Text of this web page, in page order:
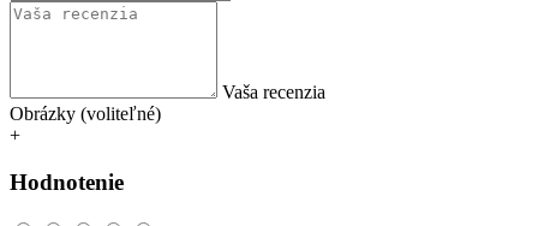
Vaša recenzia
Obrázky (voliteľné)
+
Hodnotenie